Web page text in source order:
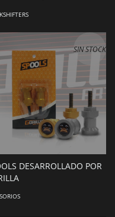
SIN STOCK
DESARROLLADO POR